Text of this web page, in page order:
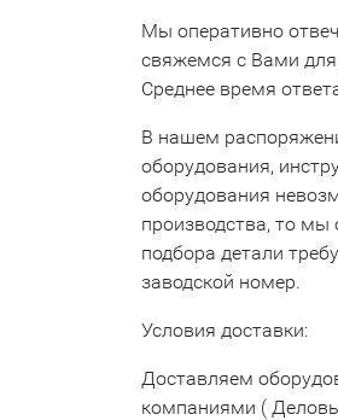
Мы оперативно
свяжемся с Вами
Среднее время
В нашем
оборудования,
оборудования
производства, то мы
подбора детали
заводской номер.
Условия доставки:
Доставляем
компаниями (